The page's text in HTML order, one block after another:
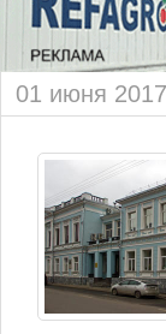
01 июня